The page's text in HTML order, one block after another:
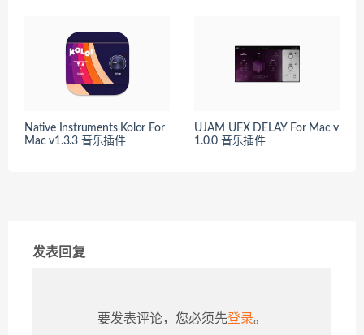
Native Instruments Kolor For
Mac v1.3.3 音乐插件
UJAM UFX DELAY For Mac v
1.0.0 音乐插件
发表回复
要发表评论，您必须先登录。